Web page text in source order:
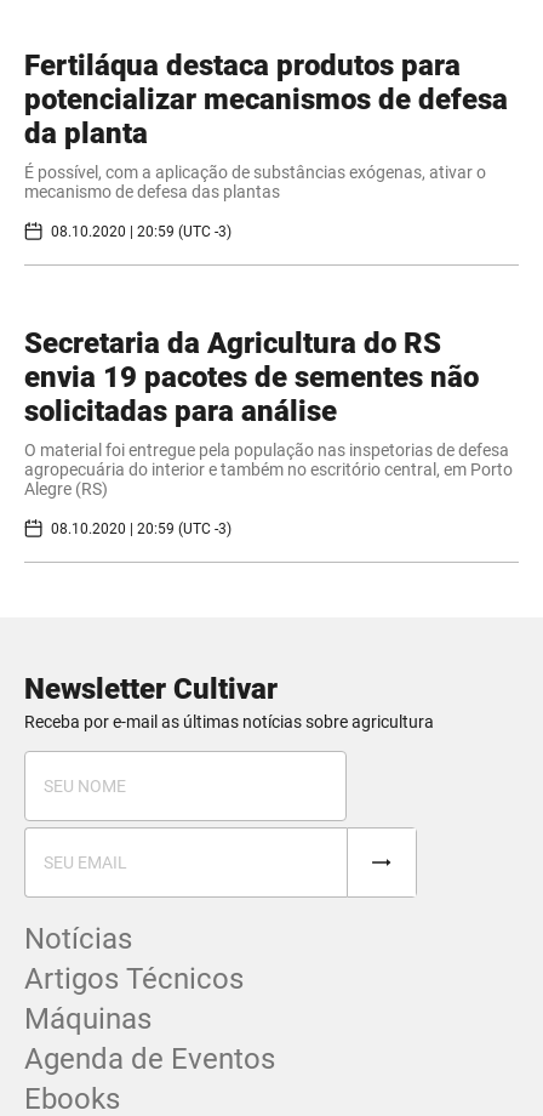
Fertiláqua destaca produtos para
potencializar mecanismos de defesa
da planta
É possível, com a aplicação de substâncias exógenas, ativar o
mecanismo de defesa das plantas
08.10.2020 | 20:59 (UTC -3)
Secretaria da Agricultura do RS
envia 19 pacotes de sementes não
solicitadas para análise
O material foi entregue pela população nas inspetorias de defesa
agropecuária do interior e também no escritório central, em Porto
Alegre (RS)
08.10.2020 | 20:59 (UTC -3)
Newsletter Cultivar
Receba por e-mail as últimas notícias sobre agricultura
Notícias
Artigos Técnicos
Máquinas
Agenda de Eventos
Ebooks